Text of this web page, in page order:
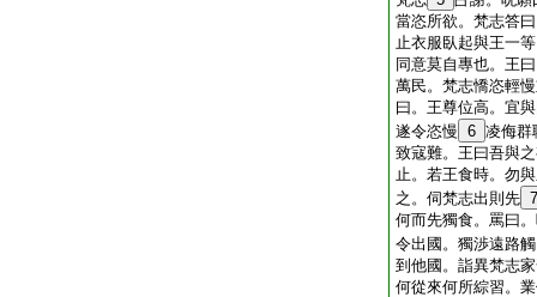
當恣所欲。梵志答
止衣服臥起與王一
同意莫自專也。王
萬民。梵志憍恣輕
曰。王尊位高。宜
遂令恣慢 6 凌侮群
致寇難。王曰吾與
止。若王食時。勿
之。伺梵志出則先 7
何而先獨食。罵曰
令出國。獨渉遠路
到他國。詣異梵志
何從來何所綜習。